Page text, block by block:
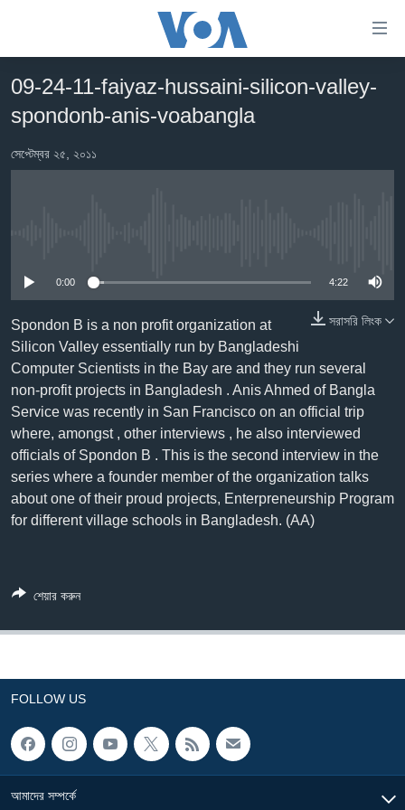
কনটেন্টে
যান।
প্রধান
ন্যাভিগেশনে
খবর
বাংলাদেশ
যুক্তরাষ্ট্র
দক্ষিণ-এশিয়া
সম্পাদকীয়
টেলিভিশন
ভিডিও
Learning English
FOLLOW US
09-24-11-faiyaz-hussaini-silicon-valley-
spondonb-anis-voabangla
সেপ্টেম্বর ২৫, ২০১১
0:00 4:22
সরাসরি লিংক
Spondon B is a non profit organization at
Silicon Valley essentially run by Bangladeshi
Computer Scientists in the Bay are and they run several
non-profit projects in Bangladesh . Anis Ahmed of Bangla
Service was recently in San Francisco on an official trip
where, amongst , other interviews , he also interviewed
officials of Spondon B . This is the second interview in the
series where a founder member of the organization talks
about one of their proud projects, Enterpreneurship Program
for different village schools in Bangladesh. (AA)
শেয়ার করুন
FOLLOW US
আমাদের সম্পর্কে